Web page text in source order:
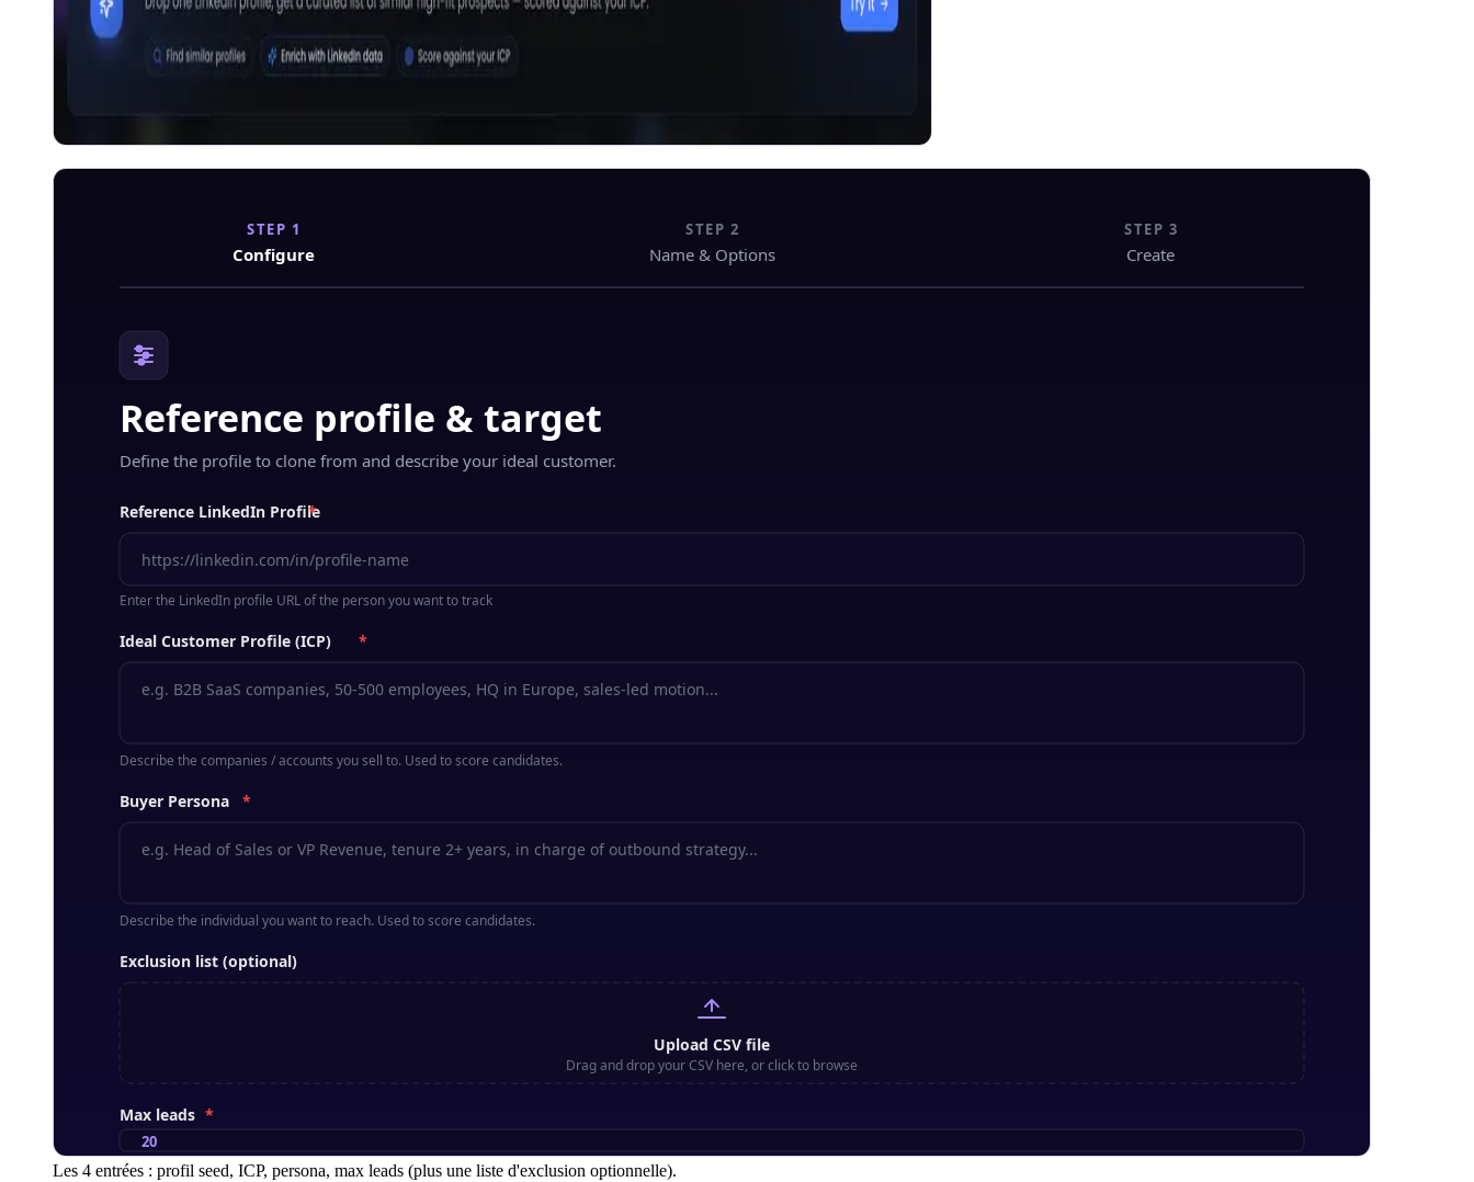
Les 4 entrées : profil seed, ICP, persona, max leads (plus une liste d'exclusion optionnelle).